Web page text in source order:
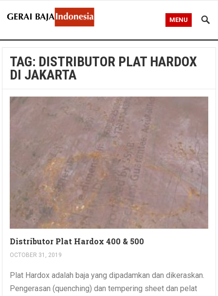
MENU
TAG: DISTRIBUTOR PLAT HARDOX
DI JAKARTA
Distributor Plat Hardox 400 & 500
OCTOBER 31, 2019
Plat Hardox adalah baja yang dipadamkan dan dikeraskan.
Pengerasan (quenching) dan tempering sheet dan pelat